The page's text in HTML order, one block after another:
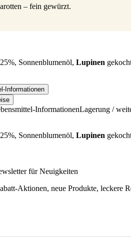
– fein gewürzt.
25%, Sonnenblumenöl, Lupinen
Informationen
InformationenLagerung /
25%, Sonnenblumenöl, Lupinen
für Neuigkeiten
Aktionen, neue Produkte, leckere